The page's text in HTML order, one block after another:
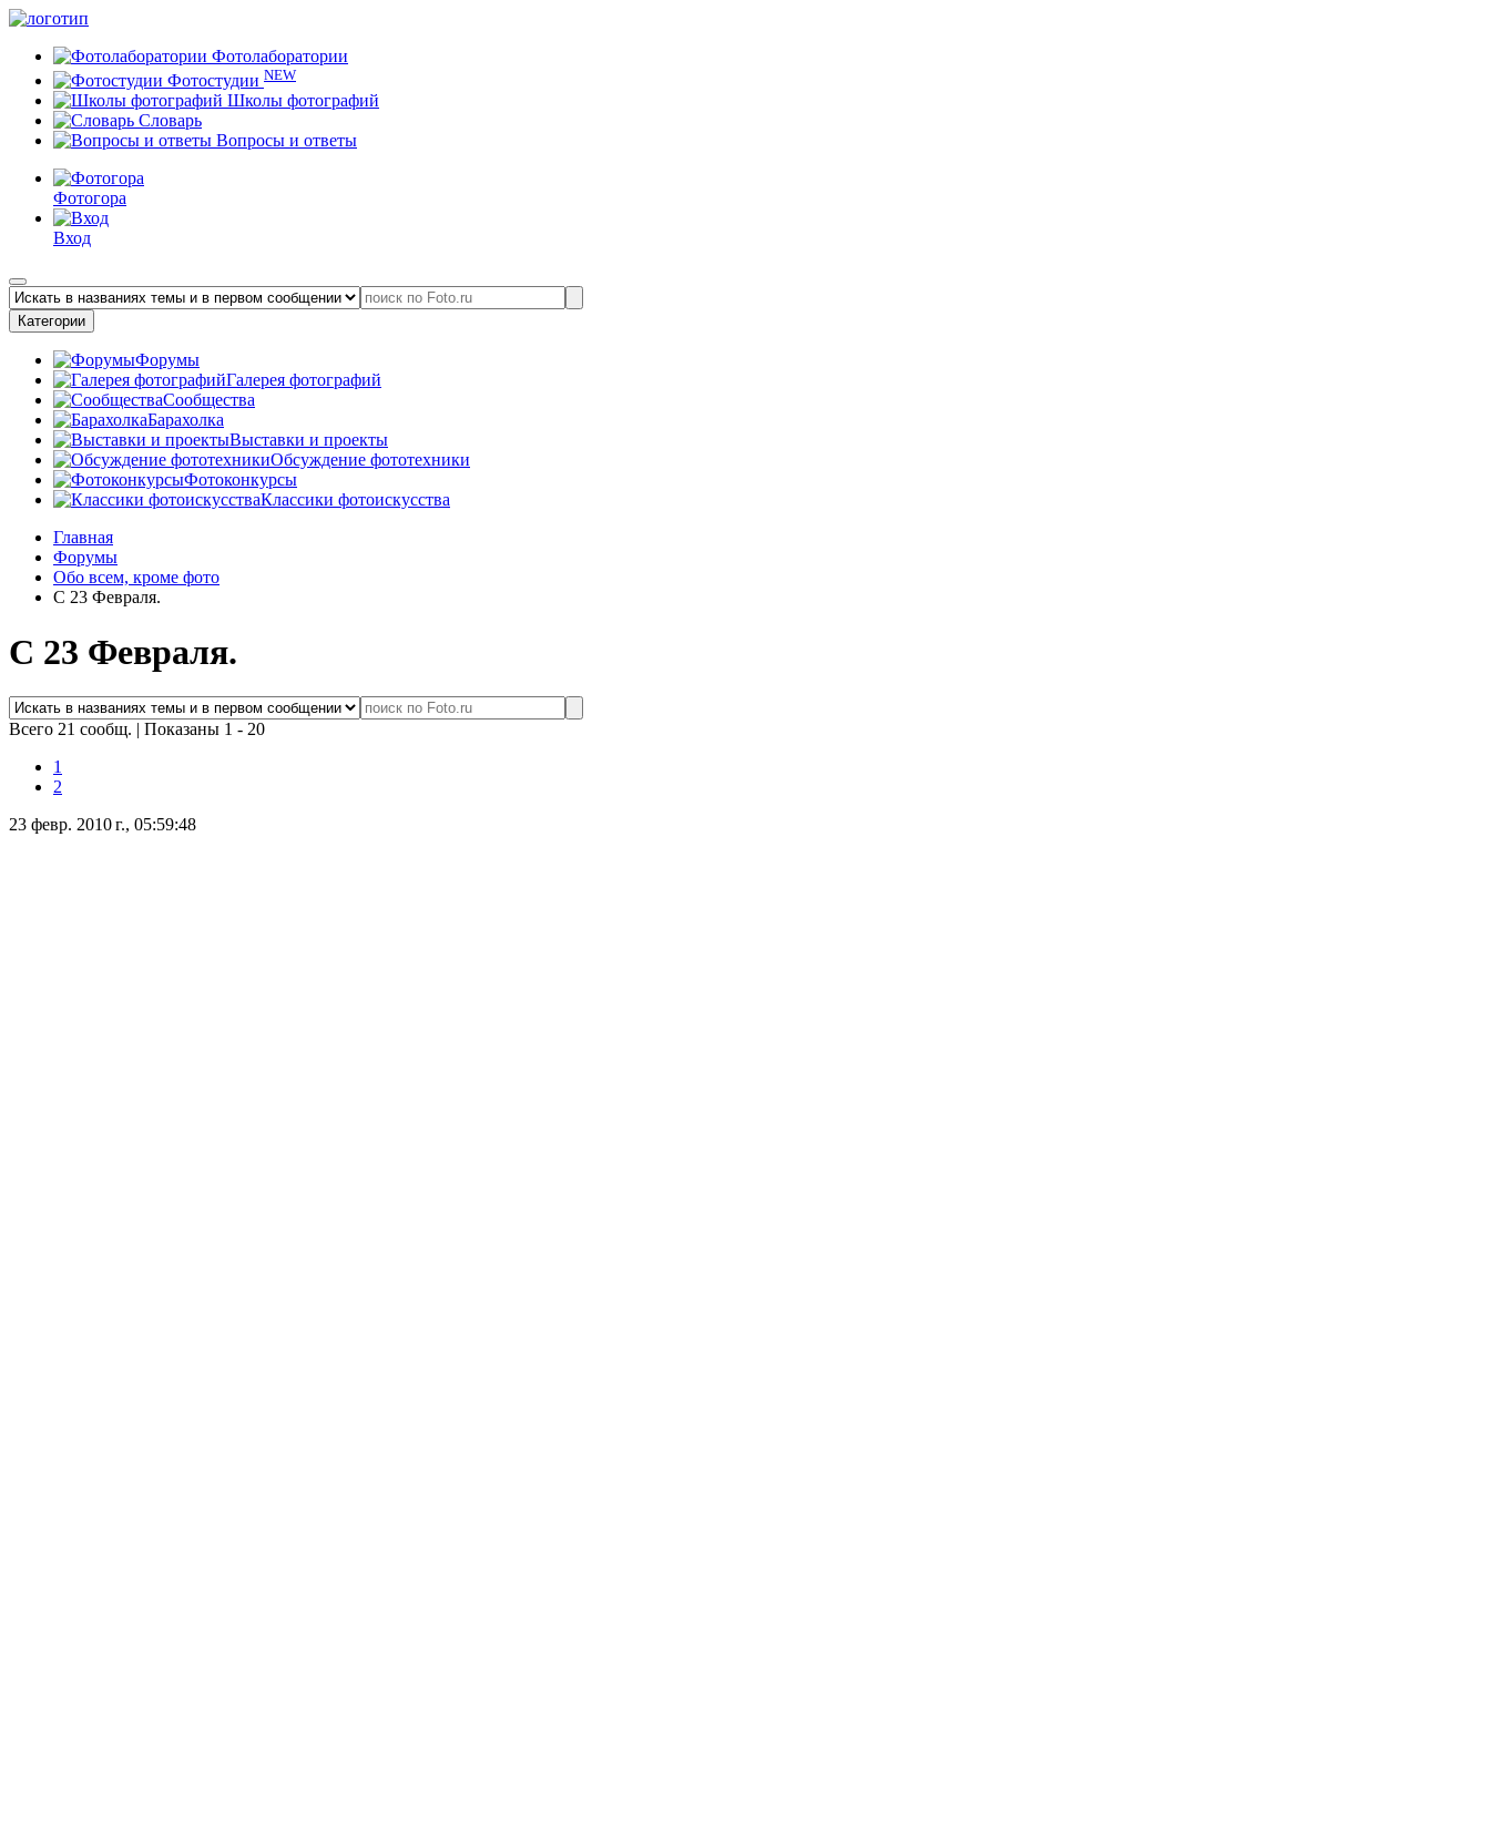
Фотолаборатории
Фотостудии NEW
Школы фотографий
Словарь
Вопросы и ответы
Фотогора
Вход
Категории
Форумы
Галерея фотографий
Сообщества
Барахолка
Выставки и проекты
Обсуждение фототехники
Фотоконкурсы
Классики фотоискусства
Главная
Форумы
Обо всем, кроме фото
С 23 Февраля.
С 23 Февраля.
Всего 21 сообщ. | Показаны 1 - 20
1
2
23 февр. 2010 г., 05:59:48